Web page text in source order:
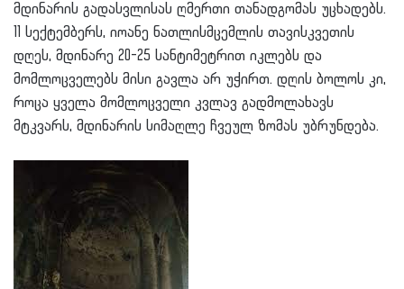
მდინარის გადასვლისას ღმერთი თანადგომას უცხადებს.
11 სექტემბერს, იოანე ნათლისმცემლის თავისკვეთის
დღეს, მდინარე 20-25 სანტიმეტრით იკლებს და
მომლოცველებს მისი გავლა არ უჭირთ. დღის ბოლოს კი,
როცა ყველა მომლოცველი კვლავ გადმოლახავს
მტკვარს, მდინარის სიმაღლე ჩვეულ ზომას უბრუნდება.